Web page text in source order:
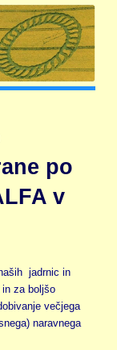
po
v
jadrnic in
za boljšo
večjega
naravnega